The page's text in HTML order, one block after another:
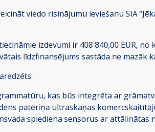
viedo risinājumu ieviešanu SIA
izdevumi ir 408 840,00 EUR,
līdzfinansējums sastāda ne mazāk
kas būs integrēta ar
patēriņa ultraskaņas
spiediena sensorus ar attālinātas